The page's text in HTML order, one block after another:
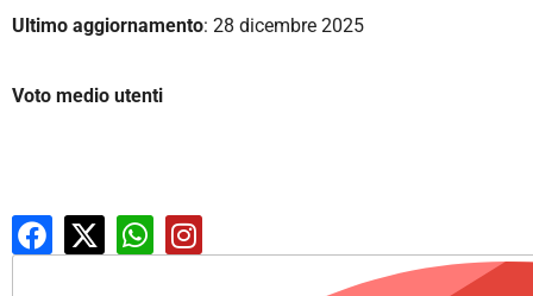
Ultimo aggiornamento: 28 dicembre 2025
Voto medio utenti